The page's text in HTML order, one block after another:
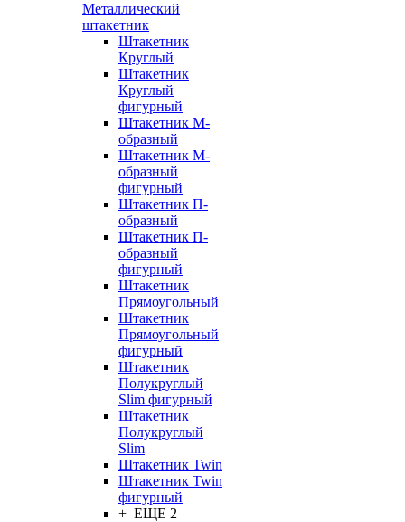
Металлический
штакетник
Штакетник
Круглый
Штакетник
Круглый
фигурный
Штакетник М-
образный
Штакетник М-
образный
фигурный
Штакетник П-
образный
Штакетник П-
образный
фигурный
Штакетник
Прямоугольный
Штакетник
Прямоугольный
фигурный
Штакетник
Полукруглый
Slim фигурный
Штакетник
Полукруглый
Slim
Штакетник Twin
Штакетник Twin
фигурный
+ ЕЩЕ 2